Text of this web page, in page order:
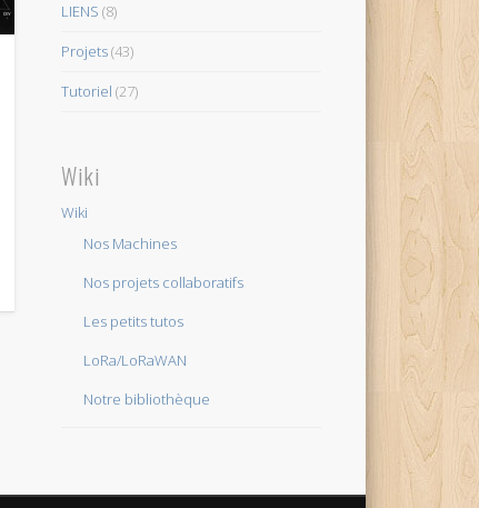
LIENS (8)
Projets(43)
Tutoriel (27)
Wiki
Wiki
Nos Machines
Nos projets collaboratifs
Les petits tutos
LoRa/LoRaWAN
Notre bibliothèque